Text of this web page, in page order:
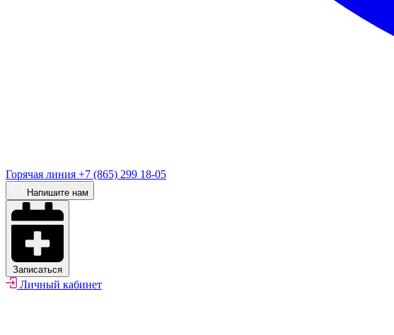
Горячая линия +7 (865) 299 18-05
Напишите нам
Записаться
Личный кабинет